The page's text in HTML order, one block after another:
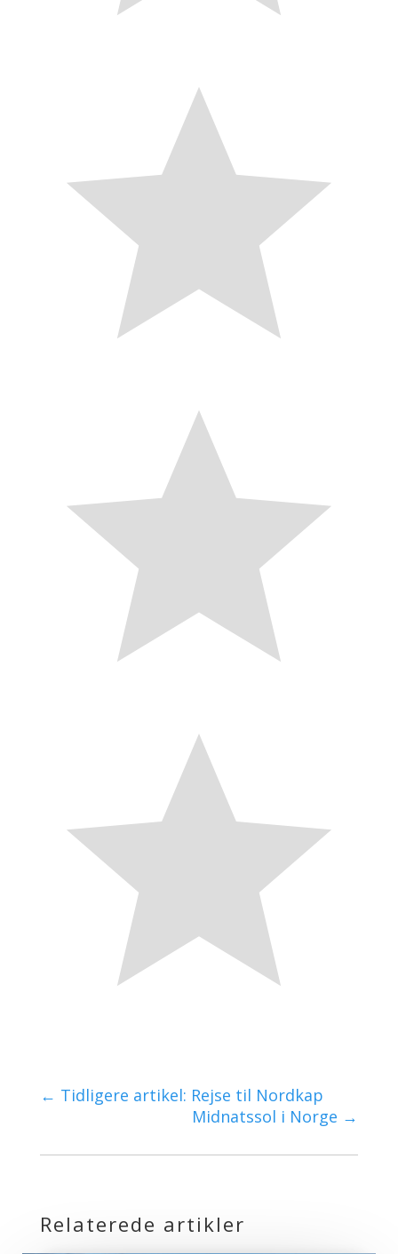
← Tidligere artikel: Rejse til Nordkap
Midnatssol i Norge →
Relaterede artikler